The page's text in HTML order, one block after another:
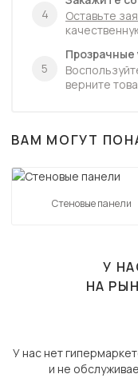
4
Оставьте
5
Прозрачные
верните
ВАМ МОГУТ
Стеновые панели
У
НА
У нас нет
и не